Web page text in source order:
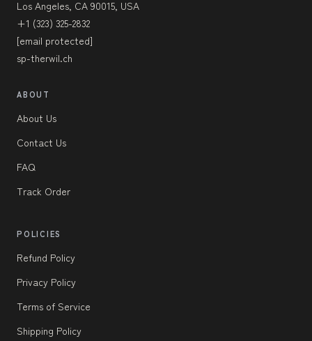
Los Angeles, CA 90015, USA
+1 (323) 325-2832
[email protected]
sp-therwil.ch
ABOUT
About Us
Contact Us
FAQ
Track Order
POLICIES
Refund Policy
Privacy Policy
Terms of Service
Shipping Policy